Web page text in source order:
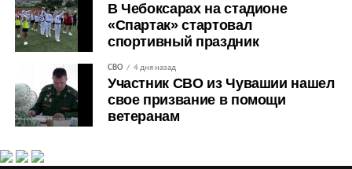
В Чебоксарах на стадионе
«Спартак» стартовал
спортивный праздник
СВО 4 дня назад
Участник СВО из Чувашии нашел
свое призвание в помощи
ветеранам